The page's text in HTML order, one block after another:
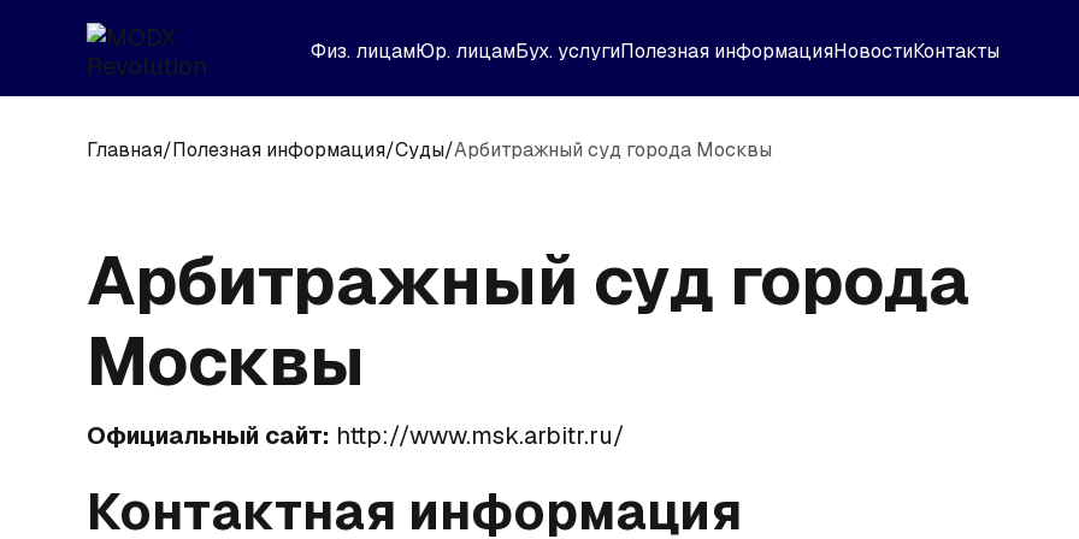
Физ. лицамЮр. лицамБух. услугиПолезная информацияНовостиКонтакты
Главная/Полезная информация/Суды/Арбитражный суд города Москвы
Арбитражный суд города
Москвы
Официальный сайт: http://www.msk.arbitr.ru/
Контактная информация